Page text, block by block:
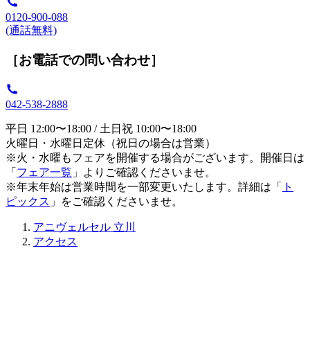
0120-900-088
(通話無料)
［お電話での問い合わせ］
042-538-2888
平日 12:00〜18:00 / 土日祝 10:00〜18:00
火曜日・水曜日定休（祝日の場合は営業）
※火・水曜もフェアを開催する場合がございます。開催日は
「 フェア一覧 」よりご確認くださいませ。
※年末年始は営業時間を一部変更いたします。詳細は「
ト
ピックス 」をご確認くださいませ。
アニヴェルセル 立川
アクセス